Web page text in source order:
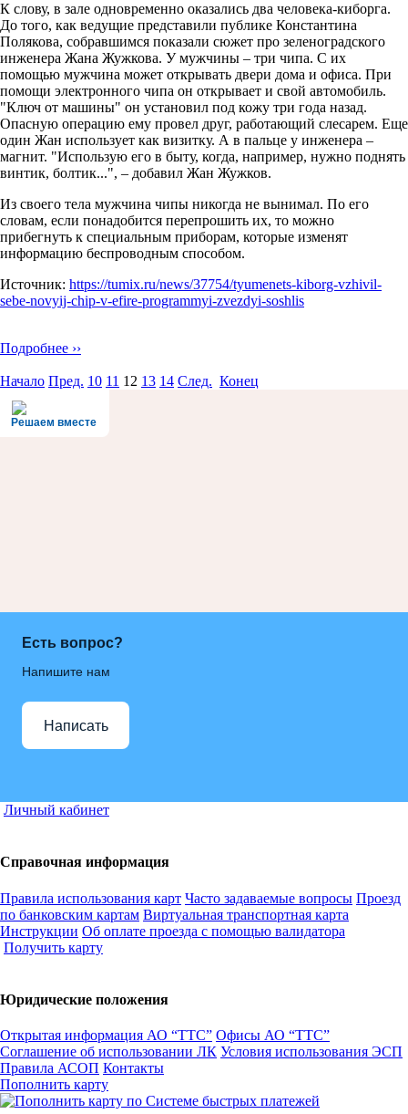
К слову, в зале одновременно оказались два человека-киборга.
До того, как ведущие представили публике Константина
Полякова, собравшимся показали сюжет про зеленоградского
инженера Жана Жужкова. У мужчины – три чипа. С их
помощью мужчина может открывать двери дома и офиса. При
помощи электронного чипа он открывает и свой автомобиль.
"Ключ от машины" он установил под кожу три года назад.
Опасную операцию ему провел друг, работающий слесарем. Еще
один Жан использует как визитку. А в пальце у инженера –
магнит. "Использую его в быту, когда, например, нужно поднять
винтик, болтик...", – добавил Жан Жужков.
Из своего тела мужчина чипы никогда не вынимал. По его
словам, если понадобится перепрошить их, то можно
прибегнуть к специальным приборам, которые изменят
информацию беспроводным способом.
Источник: https://tumix.ru/news/37754/tyumenets-kiborg-vzhivil-
sebe-novyij-chip-v-efire-programmyi-zvezdyi-soshlis
Подробнее ››
Начало Пред. 10 11 12 13 14 След. Конец
Решаем вместе
Есть вопрос?
Напишите нам
Написать
Личный кабинет
Справочная информация
Правила использования карт Часто задаваемые вопросы Проезд
по банковским картам Виртуальная транспортная карта
Инструкции Об оплате проезда с помощью валидатора
Получить карту
Юридические положения
Открытая информация АО “ТТС” Офисы АО “ТТС”
Соглашение об использовании ЛК Условия использования ЭСП
Правила АСОП Контакты
Пополнить карту